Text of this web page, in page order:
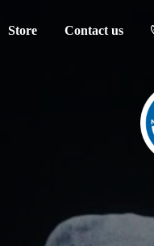
Store Contact us